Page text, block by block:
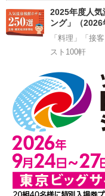
2025年度人気
ング」（2026
「料理」「接
スト100軒